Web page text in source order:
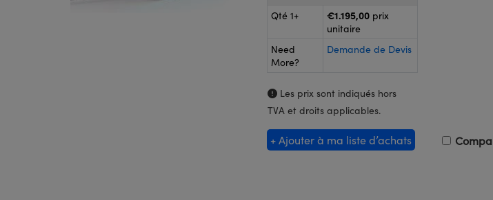
Qté 1+ €1.195,00 prix
unitaire
Need
More?
Demande de Devis
Les prix sont indiqués hors
TVA et droits applicables.
+ Ajouter à ma liste d’achats